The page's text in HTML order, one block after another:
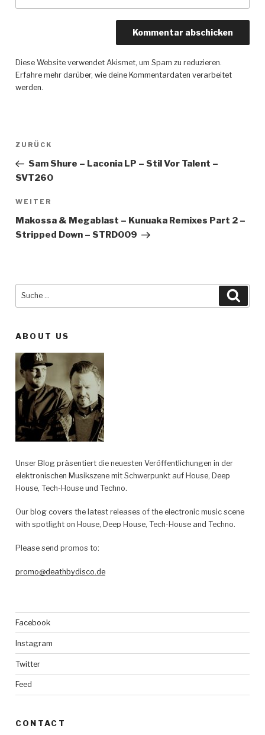
Diese Website verwendet Akismet, um Spam zu reduzieren.
Erfahre mehr darüber, wie deine Kommentardaten verarbeitet
werden.
Beitragsnavigation
Vorheriger
ZURÜCK
Sam Shure – Laconia LP – Stil Vor Talent –
SVT260
Nächster
Beitrag
WEITER
Makossa & Megablast – Kunuaka Remixes Part 2 –
Stripped Down – STRD009
ABOUT US
Unser Blog präsentiert die neuesten Veröffentlichungen in der
elektronischen Musikszene mit Schwerpunkt auf House, Deep
House, Tech-House und Techno.
Our blog covers the latest releases of the electronic music scene
with spotlight on House, Deep House, Tech-House and Techno.
Please send promos to:
promo@deathbydisco.de
Facebook
Instagram
Twitter
Feed
CONTACT